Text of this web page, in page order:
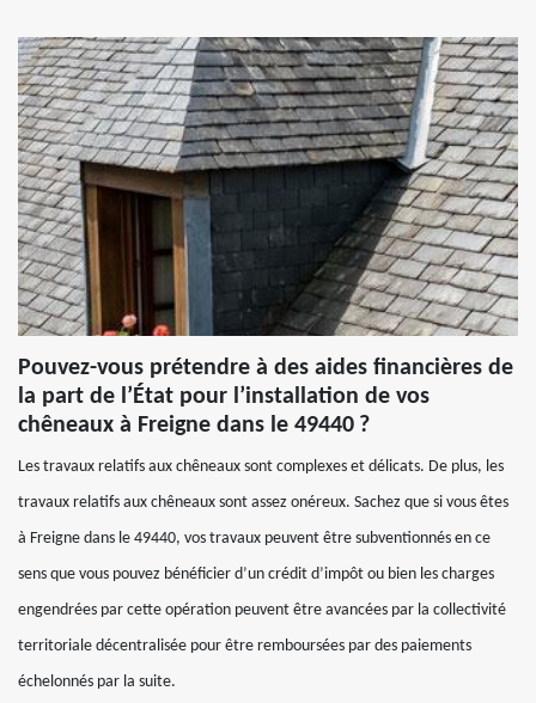
Pouvez-vous prétendre à des aides financières de
la part de l’État pour l’installation de vos
chêneaux à Freigne dans le 49440 ?
Les travaux relatifs aux chêneaux sont complexes et délicats. De plus, les
travaux relatifs aux chêneaux sont assez onéreux. Sachez que si vous êtes
à Freigne dans le 49440, vos travaux peuvent être subventionnés en ce
sens que vous pouvez bénéficier d’un crédit d’impôt ou bien les charges
engendrées par cette opération peuvent être avancées par la collectivité
territoriale décentralisée pour être remboursées par des paiements
échelonnés par la suite.